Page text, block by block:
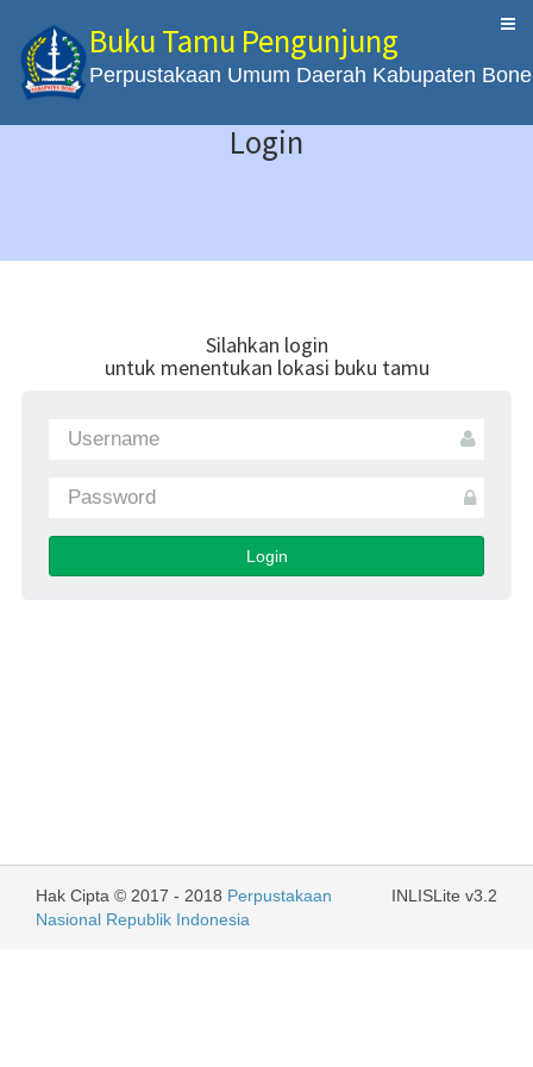
Buku Tamu Pengunjung
Perpustakaan Umum Daerah Kabupaten Bone
Login
Silahkan login
untuk menentukan lokasi buku tamu
Login
INLISLite v3.2
Hak Cipta © 2017 - 2018 Perpustakaan
Nasional Republik Indonesia